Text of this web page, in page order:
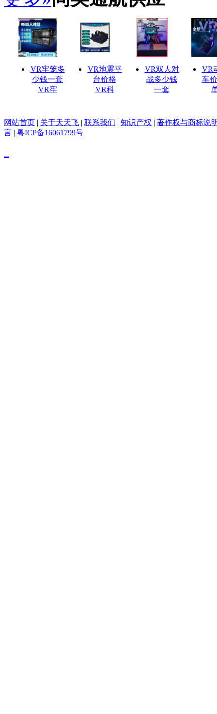
VR牢笼多
少钱一套
VR牢
VR地震平
台价格
VR科
VR双人对
战多少钱
一套
VR
车
网站首页 | 关于天天飞 | 联系我们 | 知识产权 | 著作权与商标说
言 | 粤ICP备16061799号